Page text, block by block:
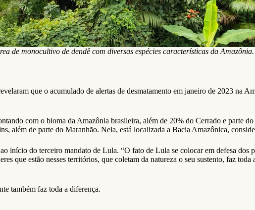
de monocultivo de dendê com diversas espécies características da
que o acumulado de alertas de desmatamento em janeiro de 2023 na
com o bioma da Amazônia brasileira, além de 20% do Cerrado e parte
além de parte do Maranhão. Nela, está localizada a Bacia Amazônica,
início do terceiro mandato de Lula. “O fato de Lula se colocar em defesa dos
que estão nesses territórios, que coletam da natureza o seu sustento, faz
também faz toda a diferença.